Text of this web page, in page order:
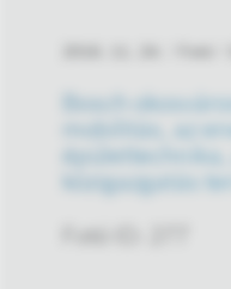
Bosch
mobilitás, az
épülettechnika,
közigazgatás